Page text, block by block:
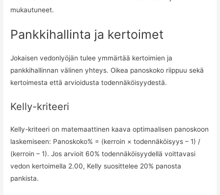
mukautuneet.
Pankkihallinta ja kertoimet
Jokaisen vedonlyöjän tulee ymmärtää kertoimien ja
pankkihallinnan välinen yhteys. Oikea panoskoko riippuu sekä
kertoimesta että arvioidusta todennäköisyydestä.
Kelly-kriteeri
Kelly-kriteeri on matemaattinen kaava optimaalisen panoskoon
laskemiseen: Panoskoko% = (kerroin × todennäköisyys – 1) /
(kerroin – 1). Jos arvioit 60% todennäköisyydellä voittavasi
vedon kertoimella 2.00, Kelly suosittelee 20% panosta
pankista.